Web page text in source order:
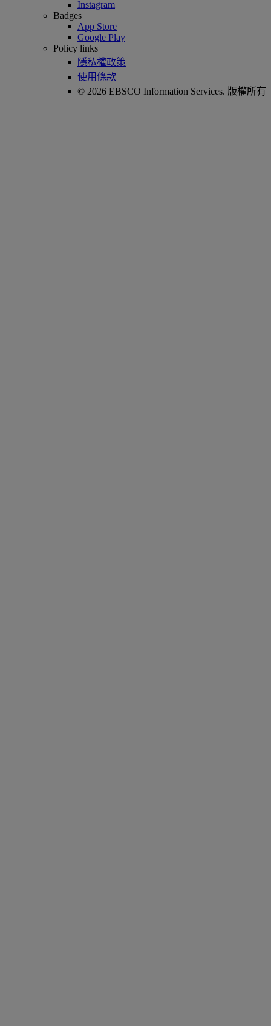
Instagram
Badges
App Store
Google Play
Policy links
隱私權政策
使用條款
© 2026 EBSCO Information Services. 版權所有